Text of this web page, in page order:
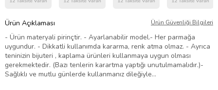
Ürün Açıklaması Ürün Güvenliği Bilgileri
- Ürün materyali pirinçtir. - Ayarlanabilir model.- Her parmağa
uygundur. - Dikkatli kullanımda kararma, renk atma olmaz. - Ayrıca
teninizin bijuteri , kaplama ürünleri kullanmaya uygun olması
gerekmektedir. (Bazı tenlerin karartma yaptığı unutulmamalıdır.)-
Sağlıklı ve mutlu günlerde kullanmanız dileğiyle…